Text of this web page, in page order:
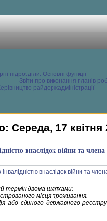
підрозділи. Основні функції
Звіти про виконання планів
райдержадміністрації
Середа, 17 квітня
внаслідок війни та члена
термін двома шляхами:
місця проживання.
єдиного державного реєстру